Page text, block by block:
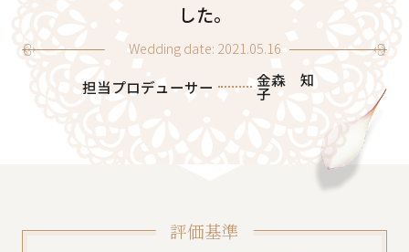
した。
Wedding date: 2021.05.16
担当プロデューサー 金森 知
子
評価基準